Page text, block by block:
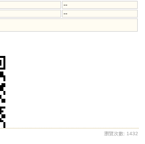
--
--
瀏覽次數: 1432